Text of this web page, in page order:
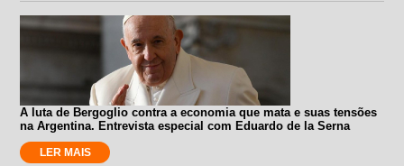
A luta de Bergoglio contra a economia que mata e suas tensões
na Argentina. Entrevista especial com Eduardo de la Serna
LER MAIS